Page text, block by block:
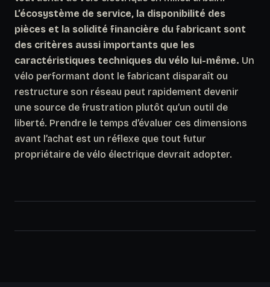
L’écosystème de service, la disponibilité des
pièces et la solidité financière du fabricant sont
des critères aussi importants que les
caractéristiques techniques du vélo lui-même. Un
vélo performant dont le fabricant disparaît ou
restructure son réseau peut rapidement devenir
une source de frustration plutôt qu’un outil de
liberté. Prendre le temps d’évaluer ces dimensions
avant l’achat est un réflexe que tout futur
propriétaire de vélo électrique devrait adopter.